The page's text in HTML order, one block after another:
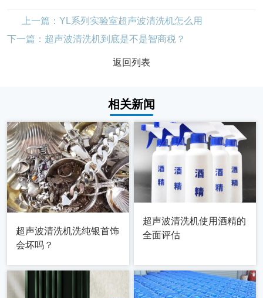
上一篇：YL系列实验室超声波清洗机怎么用
返回列表
下一篇：超声波清洗机到底是不是智商税？
相关新闻
超声波清洗机洗纯银首饰
会坏吗？
超声波清洗机使用酒精的
全面评估